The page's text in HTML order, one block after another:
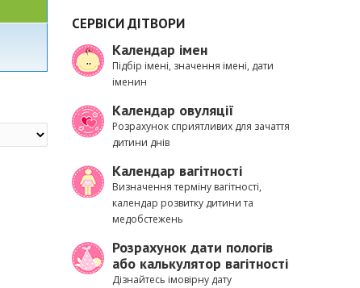
СЕРВІСИ ДІТВОРИ
Календар імен
Підбір імені, значення імені, дати
іменин
Календар овуляції
Розрахунок сприятливих для зачаття
дитини днів
Календар вагітності
Визначення терміну вагітності,
календар розвитку дитини та
медобстежень
Розрахунок дати пологів
або калькулятор вагітності
Дізнайтесь імовірну дату